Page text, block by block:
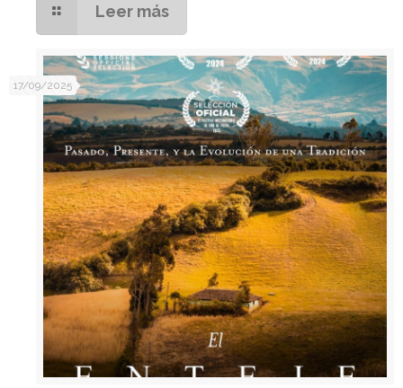
Leer más
17/09/2025